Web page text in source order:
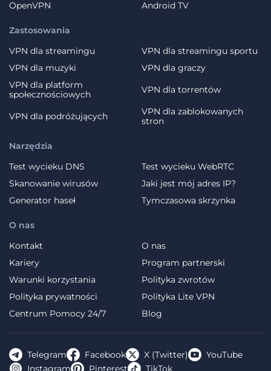
OpenVPN
Android TV
Zastosowania
VPN dla streamingu
VPN dla streamingu sportu
VPN dla muzyki
VPN dla graczy
VPN dla platform
społecznościowych
VPN dla torrentów
VPN dla podróżujących
VPN dla zablokowanych
stron
O nas
Kontakt
O nas
Kariery
Program partnerski
Warunki korzystania
Polityka zwrotów
Polityka prywatności
Polityka Lite VPN
Centrum Pomocy 24/7
Blog
Narzędzia
Test wycieku DNS
Test wycieku WebRTC
Skanowanie wirusów
Jaki jest mój adres IP?
Generator haseł
Tymczasowa skrzynka
Telegram Facebook X (Twitter)
YouTube